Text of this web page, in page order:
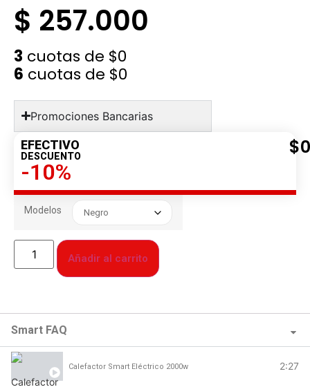
$ 257.000
3 cuotas de $0
6 cuotas de $0
Promociones Bancarias
EFECTIVO
DESCUENTO
-10%
$0
Modelos
Añadir al carrito
Smart FAQ
Calefactor Smart Eléctrico 2000w 2:27